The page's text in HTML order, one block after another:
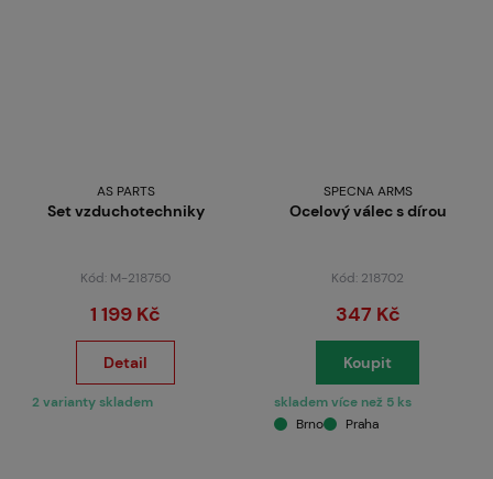
AS PARTS
Set vzduchotechniky
Kód: M-218750
1 199 Kč
Detail
2 varianty skladem
SPECNA ARMS
Ocelový válec s dírou
Kód: 218702
347 Kč
Koupit
skladem více než 5 ks
Brno
Praha